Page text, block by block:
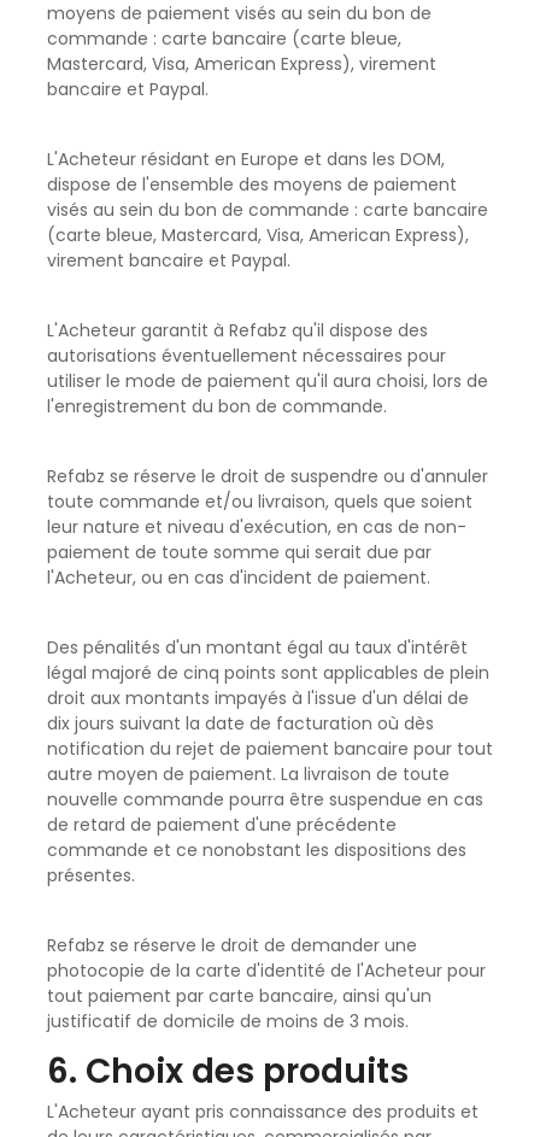
moyens de paiement visés au sein du bon de
commande : carte bancaire (carte bleue,
Mastercard, Visa, American Express), virement
bancaire et Paypal.
L'Acheteur résidant en Europe et dans les DOM,
dispose de l'ensemble des moyens de paiement
visés au sein du bon de commande : carte bancaire
(carte bleue, Mastercard, Visa, American Express),
virement bancaire et Paypal.
L'Acheteur garantit à Refabz qu'il dispose des
autorisations éventuellement nécessaires pour
utiliser le mode de paiement qu'il aura choisi, lors de
l'enregistrement du bon de commande.
Refabz se réserve le droit de suspendre ou d'annuler
toute commande et/ou livraison, quels que soient
leur nature et niveau d'exécution, en cas de non-
paiement de toute somme qui serait due par
l'Acheteur, ou en cas d'incident de paiement.
Des pénalités d'un montant égal au taux d'intérêt
légal majoré de cinq points sont applicables de plein
droit aux montants impayés à l'issue d'un délai de
dix jours suivant la date de facturation où dès
notification du rejet de paiement bancaire pour tout
autre moyen de paiement. La livraison de toute
nouvelle commande pourra être suspendue en cas
de retard de paiement d'une précédente
commande et ce nonobstant les dispositions des
présentes.
Refabz se réserve le droit de demander une
photocopie de la carte d'identité de l'Acheteur pour
tout paiement par carte bancaire, ainsi qu'un
justificatif de domicile de moins de 3 mois.
6. Choix des produits
L'Acheteur ayant pris connaissance des produits et